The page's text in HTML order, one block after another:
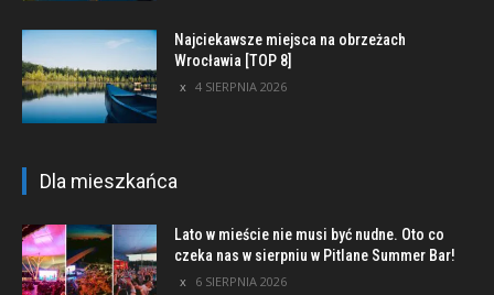
Najciekawsze miejsca na obrzeżach
Wrocławia [TOP 8]
4 SIERPNIA 2026
Dla mieszkańca
Lato w mieście nie musi być nudne. Oto co
czeka nas w sierpniu w Pitlane Summer Bar!
6 SIERPNIA 2026